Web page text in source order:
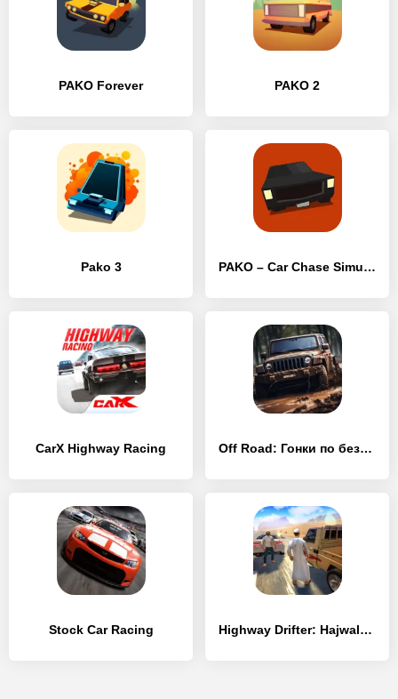
PAKO Forever PAKO 2
Pako 3 PAKO – Car Chase Simulator
CarX Highway Racing Off Road: Гонки по бездорожью
Stock Car Racing Highway Drifter: Hajwala Online